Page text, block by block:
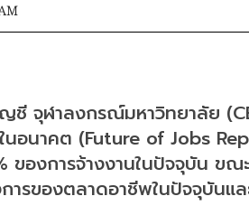
จุฬาลงกรณ์มหาวิทยาลัย
นอนาคต (Future of Jobs
ของการจ้างงานในปัจจุบัน ข
รของตลาดอาชีพในปัจจุบันแล